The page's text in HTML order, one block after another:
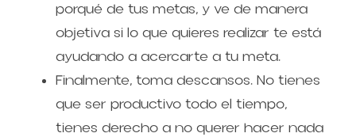
porqué de tus metas, y ve de manera
objetiva si lo que quieres realizar te está
ayudando a acercarte a tu meta.
Finalmente, toma descansos. No tienes
que ser productivo todo el tiempo,
tienes derecho a no querer hacer nada